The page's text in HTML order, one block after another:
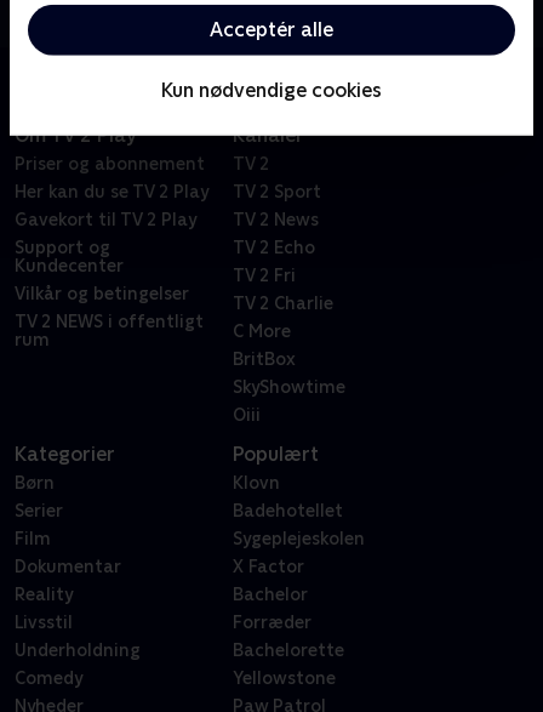
Acceptér alle
Kun nødvendige cookies
gåder, når I sammen tager på et eventyr?
Om TV 2 Play
Priser og abonnement
Her kan du se TV 2 Play
Gavekort til TV 2 Play
Support og
Kundecenter
Vilkår og betingelser
TV 2 NEWS i offentligt
rum
Kanaler
TV 2
TV 2 Sport
TV 2 News
TV 2 Echo
TV 2 Fri
TV 2 Charlie
C More
BritBox
SkyShowtime
Oiii
Kategorier
Børn
Serier
Film
Dokumentar
Reality
Livsstil
Underholdning
Comedy
Nyheder
Populært
Klovn
Badehotellet
Sygeplejeskolen
X Factor
Bachelor
Forræder
Bachelorette
Yellowstone
Paw Patrol